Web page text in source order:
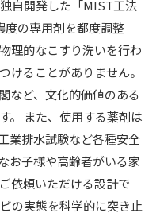
自開発した「MIST工法
度の専用剤を都度調整
理的なこすり洗いを行わ
けることがありません。
など、文化的価値のある
。 また、使用する薬剤は
業排水試験など各種安全
お子様や高齢者がいる家
依頼いただける設計で
の実態を科学的に突き止